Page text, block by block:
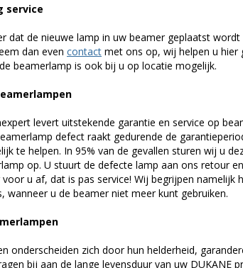
service
dat de nieuwe lamp in uw beamer geplaatst
dan even contact met ons op, wij helpen u hier
beamerlamp is ook bij u op locatie mogelijk.
levert uitstekende garantie en service op
defect raakt gedurende de
te helpen. In 95% van de gevallen sturen wij u
op. U stuurt de defecte lamp aan ons retour
u af, dat is pas service! Wij begrijpen namelijk
wanneer u de beamer niet meer kunt gebruiken.
onderscheiden zich door hun helderheid,
bij aan de lange levensduur van uw DUKANE